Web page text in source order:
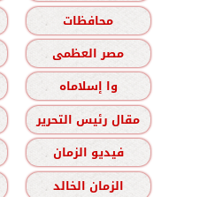
محافظات
مصر العظمى
وا إسلاماه
مقال رئيس التحرير
فيديو الزمان
الزمان الخالد